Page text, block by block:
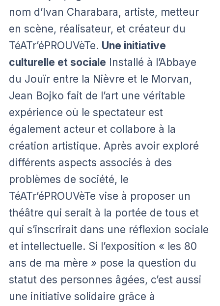
nom d’Ivan Charabara, artiste, metteur
en scène, réalisateur, et créateur du
TéATr’éPROUVèTe. Une initiative
culturelle et sociale Installé à l’Abbaye
du Jouïr entre la Nièvre et le Morvan,
Jean Bojko fait de l’art une véritable
expérience où le spectateur est
également acteur et collabore à la
création artistique. Après avoir exploré
différents aspects associés à des
problèmes de société, le
TéATr’éPROUVèTe vise à proposer un
théâtre qui serait à la portée de tous et
qui s’inscrirait dans une réflexion sociale
et intellectuelle. Si l’exposition « les 80
ans de ma mère » pose la question du
statut des personnes âgées, c’est aussi
une initiative solidaire grâce à